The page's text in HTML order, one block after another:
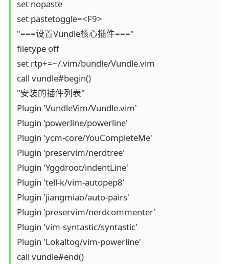
set nopaste
set pastetoggle=<F9>
"===设置Vundle核心插件==="
filetype off
set rtp+=~/.vim/bundle/Vundle.vim
call vundle#begin()
"安装的插件列表"
Plugin 'VundleVim/Vundle.vim'
Plugin 'powerline/powerline'
Plugin 'ycm-core/YouCompleteMe'
Plugin 'preservim/nerdtree'
Plugin 'Yggdroot/indentLine'
Plugin 'tell-k/vim-autopep8'
Plugin 'jiangmiao/auto-pairs'
Plugin 'preservim/nerdcommenter'
Plugin 'vim-syntastic/syntastic'
Plugin 'Lokaltog/vim-powerline'
call vundle#end()